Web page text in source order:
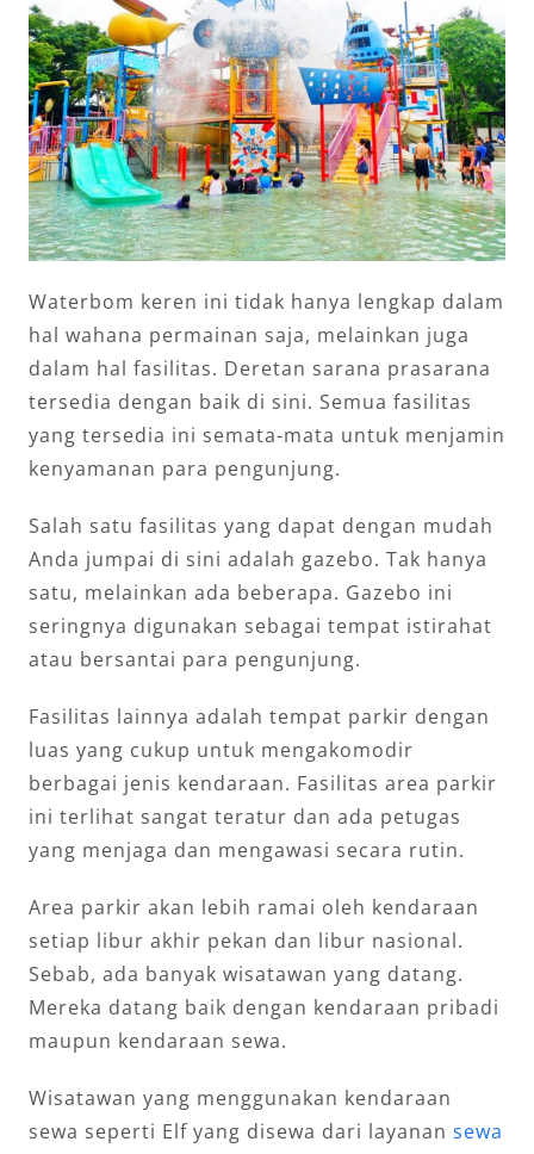
Waterbom keren ini tidak hanya lengkap dalam
hal wahana permainan saja, melainkan juga
dalam hal fasilitas. Deretan sarana prasarana
tersedia dengan baik di sini. Semua fasilitas
yang tersedia ini semata-mata untuk menjamin
kenyamanan para pengunjung.
Salah satu fasilitas yang dapat dengan mudah
Anda jumpai di sini adalah gazebo. Tak hanya
satu, melainkan ada beberapa. Gazebo ini
seringnya digunakan sebagai tempat istirahat
atau bersantai para pengunjung.
Fasilitas lainnya adalah tempat parkir dengan
luas yang cukup untuk mengakomodir
berbagai jenis kendaraan. Fasilitas area parkir
ini terlihat sangat teratur dan ada petugas
yang menjaga dan mengawasi secara rutin.
Area parkir akan lebih ramai oleh kendaraan
setiap libur akhir pekan dan libur nasional.
Sebab, ada banyak wisatawan yang datang.
Mereka datang baik dengan kendaraan pribadi
maupun kendaraan sewa.
Wisatawan yang menggunakan kendaraan
sewa seperti Elf yang disewa dari layanan sewa